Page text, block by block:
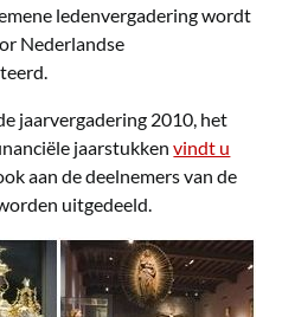
ledenvergadering wordt
Nederlandse
jaarvergadering 2010, het
jaarstukkenvindt u
aan de deelnemers van de
uitgedeeld.